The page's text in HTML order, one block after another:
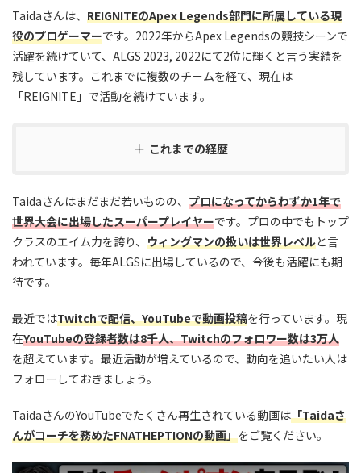
Taidaさんは、 REIGNITEのApex Legends部門に所属している現
役のプロゲーマーです。2022年からApex Legendsの競技シーンで
活躍を続けていて、ALGS 2023, 2022にて2位に輝くと言う実績を
残しています。これまでに複数のチームを経て、現在は
「REIGNITE」で活動を続けています。
これまでの経歴
Taidaさんはまだまだ若いものの、 プロになってからわずか1年で
世界大会に出場したスーパープレイヤーです。プロの中でもトップ
クラスのエイム力を誇り、 ウィングマンの扱いは世界レベルと言
われています。毎年ALGSに出場しているので、今後も活躍にも期
待です。
最近ではTwitchで配信、YouTubeで動画投稿を行っています。現
在YouTubeの登録者数は8千人、Twitchのフォロワー数は3万人
を超えています。最近活動が増えているので、動向を追いたい人は
フォローしておきましょう。
TaidaさんのYouTubeでたくさん再生されている動画は「Taidaさ
んがコーチを務めたFNATHEPTIONの動画」をご覧ください。